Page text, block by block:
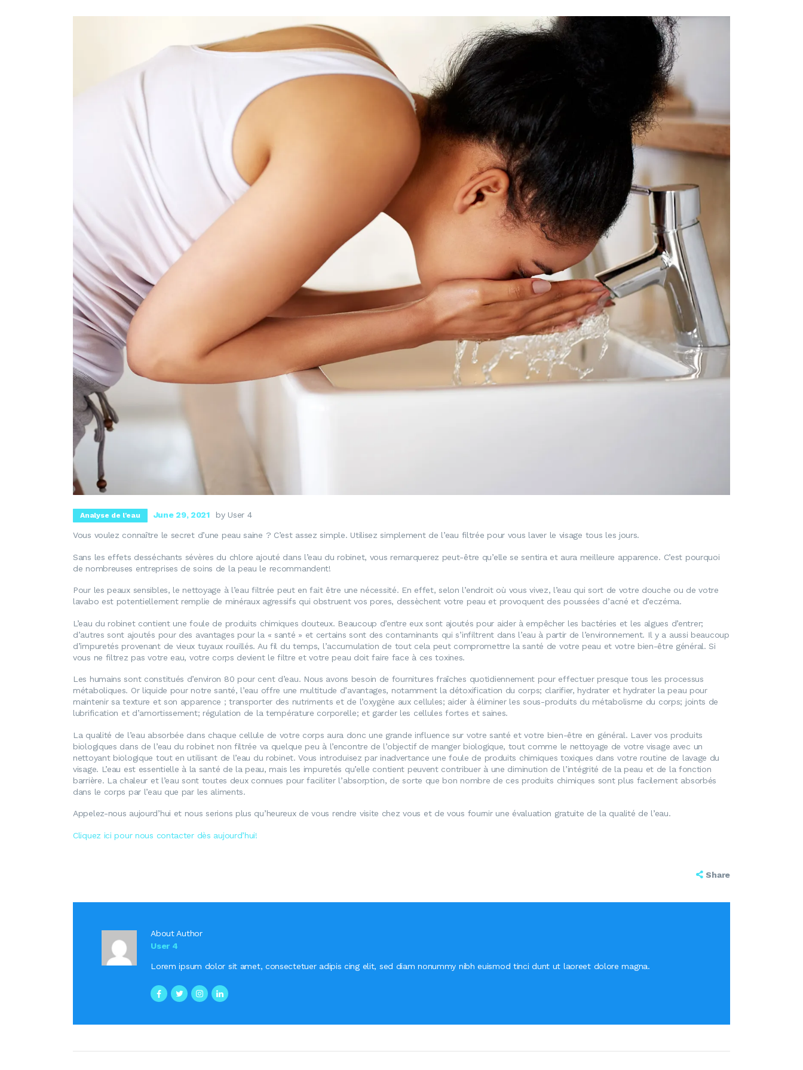
Analyse de l'eau June 29, 2021 by User 4
Vous voulez connaître le secret d’une peau saine ? C’est assez simple. Utilisez simplement de l’eau filtrée pour vous laver le visage tous les jours.
Sans les effets desséchants sévères du chlore ajouté dans l’eau du robinet, vous remarquerez peut-être qu’elle se sentira et aura meilleure apparence. C’est pourquoi
de nombreuses entreprises de soins de la peau le recommandent!
Pour les peaux sensibles, le nettoyage à l’eau filtrée peut en fait être une nécessité. En effet, selon l’endroit où vous vivez, l’eau qui sort de votre douche ou de votre
lavabo est potentiellement remplie de minéraux agressifs qui obstruent vos pores, dessèchent votre peau et provoquent des poussées d’acné et d’eczéma.
L’eau du robinet contient une foule de produits chimiques douteux. Beaucoup d’entre eux sont ajoutés pour aider à empêcher les bactéries et les algues d’entrer;
d’autres sont ajoutés pour des avantages pour la « santé » et certains sont des contaminants qui s’infiltrent dans l’eau à partir de l’environnement. Il y a aussi beaucoup
d’impuretés provenant de vieux tuyaux rouillés. Au fil du temps, l’accumulation de tout cela peut compromettre la santé de votre peau et votre bien-être général. Si
vous ne filtrez pas votre eau, votre corps devient le filtre et votre peau doit faire face à ces toxines.
Les humains sont constitués d’environ 80 pour cent d’eau. Nous avons besoin de fournitures fraîches quotidiennement pour effectuer presque tous les processus
métaboliques. Or liquide pour notre santé, l’eau offre une multitude d’avantages, notamment la détoxification du corps; clarifier, hydrater et hydrater la peau pour
maintenir sa texture et son apparence ; transporter des nutriments et de l’oxygène aux cellules; aider à éliminer les sous-produits du métabolisme du corps; joints de
lubrification et d’amortissement; régulation de la température corporelle; et garder les cellules fortes et saines.
La qualité de l’eau absorbée dans chaque cellule de votre corps aura donc une grande influence sur votre santé et votre bien-être en général. Laver vos produits
biologiques dans de l’eau du robinet non filtrée va quelque peu à l’encontre de l’objectif de manger biologique, tout comme le nettoyage de votre visage avec un
nettoyant biologique tout en utilisant de l’eau du robinet. Vous introduisez par inadvertance une foule de produits chimiques toxiques dans votre routine de lavage du
visage. L’eau est essentielle à la santé de la peau, mais les impuretés qu’elle contient peuvent contribuer à une diminution de l’intégrité de la peau et de la fonction
barrière. La chaleur et l’eau sont toutes deux connues pour faciliter l’absorption, de sorte que bon nombre de ces produits chimiques sont plus facilement absorbés
dans le corps par l’eau que par les aliments.
Appelez-nous aujourd’hui et nous serions plus qu’heureux de vous rendre visite chez vous et de vous fournir une évaluation gratuite de la qualité de l’eau.
Cliquez ici pour nous contacter dès aujourd’hui!
Share
About Author
User 4
Lorem ipsum dolor sit amet, consectetuer adipis cing elit, sed diam nonummy nibh euismod tinci dunt ut laoreet dolore magna.